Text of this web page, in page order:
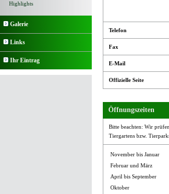
Highlights
Galerie
Links
Ihr Eintrag
Telefon
Fax
E-Mail
Offizielle Seite
Öffnungszeiten
Bitte beachten: Wir
Tiergartens bzw.
November bis Januar
Februar und März
April bis September
Oktober